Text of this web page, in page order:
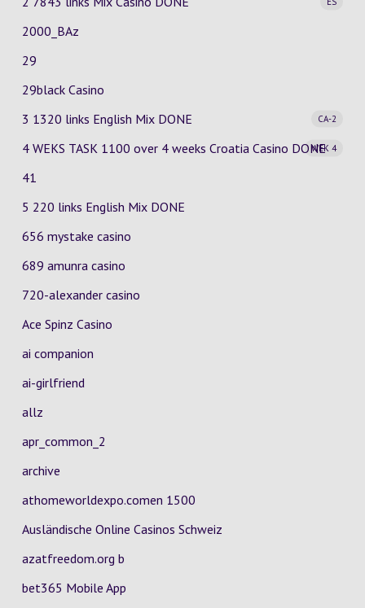
2000_BAz
29
29black Casino
3 1320 links English Mix
CA-2
DONE
4 WEKS TASK 1100 over 4 weeks Croatia Casino
WEK 4
DONE
41
5 220 links English Mix DONE
656 mystake casino
689 amunra casino
720-alexander casino
Ace Spinz Casino
ai companion
ai-girlfriend
allz
apr_common_2
archive
athomeworldexpo.comen 1500
Ausländische Online Casinos Schweiz
azatfreedom.org b
bet365 Mobile App